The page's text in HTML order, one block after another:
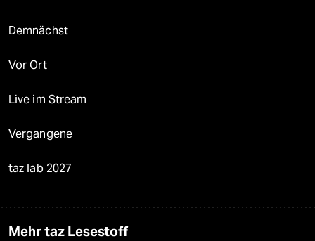
Demnächst
Vor Ort
Live im Stream
Vergangene
taz lab 2027
Mehr taz Lesestoff